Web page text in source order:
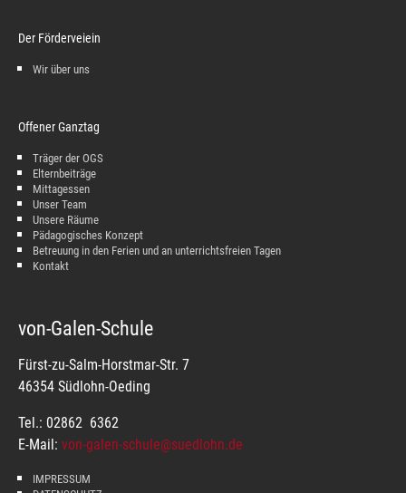
Der Förderveiein
Wir über uns
Offener Ganztag
Träger der OGS
Elternbeiträge
Mittagessen
Unser Team
Unsere Räume
Pädagogisches Konzept
Betreuung in den Ferien und an unterrichtsfreien Tagen
Kontakt
von-Galen-Schule
Fürst-zu-Salm-Horstmar-Str. 7
46354 Südlohn-Oeding
Tel.: 02862 6362
E-Mail: von-galen-schule@suedlohn.de
IMPRESSUM